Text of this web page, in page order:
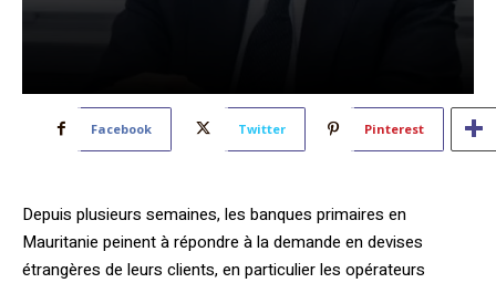
Facebook Twitter Pinterest
Depuis plusieurs semaines, les banques primaires en
Mauritanie peinent à répondre à la demande en devises
étrangères de leurs clients, enparticulier les opérateurs